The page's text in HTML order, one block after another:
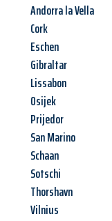
Andorra la Vella
Cork
Eschen
Gibraltar
Lissabon
Osijek
Prijedor
San Marino
Schaan
Sotschi
Thorshavn
Vilnius